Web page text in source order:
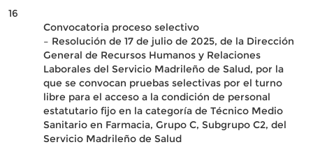
16
Convocatoria proceso selectivo
– Resolución de 17 de julio de 2025, de la Dirección
General de Recursos Humanos y Relaciones
Laborales del Servicio Madrileño de Salud, por la
que se convocan pruebas selectivas por el turno
libre para el acceso a la condición de personal
estatutario fijo en la categoría de Técnico Medio
Sanitario en Farmacia, Grupo C, Subgrupo C2, del
Servicio Madrileño de Salud